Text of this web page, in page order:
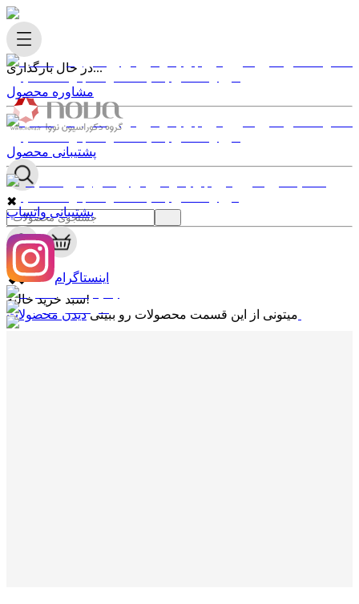
در حال بارگذاری...
✖
0
✖
سبد خرید خالیه!
میتونی از این قسمت محصولات رو ببینی
مشاوره محصول
پشتیبانی محصول
پشتیبانی واتساپ
اینستاگرام